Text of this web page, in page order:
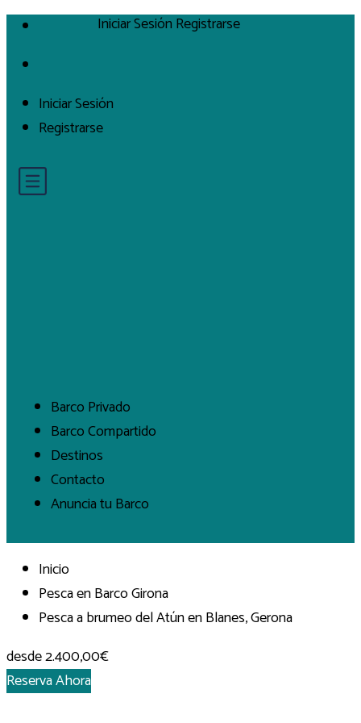
Iniciar Sesión
Registrarse
Barco Privado
Barco Compartido
Destinos
Contacto
Anuncia tu Barco
Iniciar Sesión Registrarse
Inicio
Pesca en Barco Girona
Pesca a brumeo del Atún en Blanes, Gerona
desde2.400,00€
Reserva Ahora